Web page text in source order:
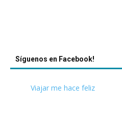
Síguenos en Facebook!
Viajar me hace feliz